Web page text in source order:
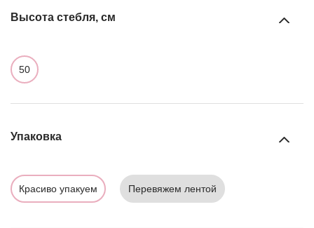
Высота стебля, см
50
Упаковка
Красиво упакуем Перевяжем лентой